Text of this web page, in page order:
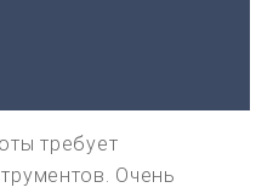
требует
Очень